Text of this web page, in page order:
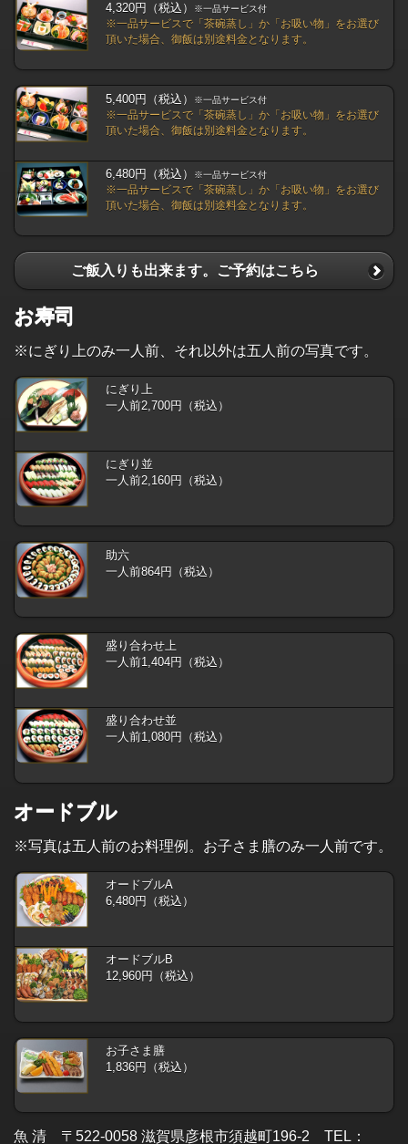
4,320円（税込） ※一品サービス付
※一品サービスで「茶碗蒸し」か「お吸い物」をお選び
頂いた場合、御飯は別途料金となります。
5,400円（税込） ※一品サービス付
※一品サービスで「茶碗蒸し」か「お吸い物」をお選び
頂いた場合、御飯は別途料金となります。
6,480円（税込） ※一品サービス付
※一品サービスで「茶碗蒸し」か「お吸い物」をお選び
頂いた場合、御飯は別途料金となります。
ご飯入りも出来ます。ご予約はこちら
お寿司
※にぎり上のみ一人前、それ以外は五人前の写真です。
にぎり上
一人前2,700円（税込）
にぎり並
一人前2,160円（税込）
助六
一人前864円（税込）
盛り合わせ上
一人前1,404円（税込）
盛り合わせ並
一人前1,080円（税込）
オードブル
※写真は五人前のお料理例。お子さま膳のみ一人前です。
オードブルA
6,480円（税込）
オードブルB
12,960円（税込）
お子さま膳
1,836円（税込）
魚 清 〒522-0058 滋賀県彦根市須越町196-2 TEL：